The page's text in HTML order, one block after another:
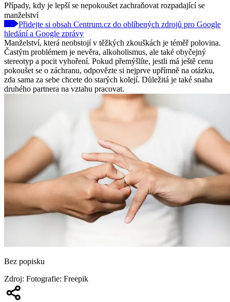
Případy, kdy je lepší se nepokoušet zachraňovat rozpadající se
manželství
Přidejte si obsah Centrum.cz do oblíbených zdrojů pro Google
hledání a Google zprávy
Manželství, která neobstojí v těžkých zkouškách je téměř polovina.
Častým problémem je nevěra, alkoholismus, ale také obyčejný
stereotyp a pocit vyhoření. Pokud přemýšlíte, jestli má ještě cenu
pokoušet se o záchranu, odpovězte si nejprve upřímně na otázku,
zda sama za sebe chcete do starých kolejí. Důležitá je také snaha
druhého partnera na vztahu pracovat.
Bez popisku
Zdroj: Fotografie: Freepik